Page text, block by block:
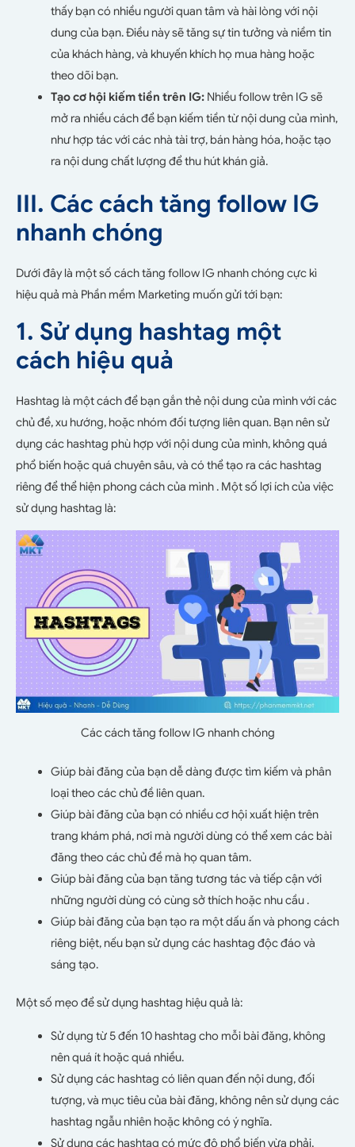
thấy bạn có nhiều người quan tâm và hài lòng với nội
dung của bạn. Điều này sẽ tăng sự tin tưởng và niềm tin
của khách hàng, và khuyến khích họ mua hàng hoặc
theo dõi bạn.
Tạo cơ hội kiếm tiền trên IG: Nhiều follow trên IG sẽ
mở ra nhiều cách để bạn kiếm tiền từ nội dung của mình,
như hợp tác với các nhà tài trợ, bán hàng hóa, hoặc tạo
ra nội dung chất lượng để thu hút khán giả.
III. Các cách tăng follow IG
nhanh chóng
Dưới đây là một số cách tăng follow IG nhanh chóng cực kì
hiệu quả mà Phần mềm Marketing muốn gửi tới bạn:
1. Sử dụng hashtag một
cách hiệu quả
Hashtag là một cách để bạn gắn thẻ nội dung của mình với các
chủ đề, xu hướng, hoặc nhóm đối tượng liên quan. Bạn nên sử
dụng các hashtag phù hợp với nội dung của mình, không quá
phổ biến hoặc quá chuyên sâu, và có thể tạo ra các hashtag
riêng để thể hiện phong cách của mình . Một số lợi ích của việc
sử dụng hashtag là:
Các cách tăng follow IG nhanh chóng
Giúp bài đăng của bạn dễ dàng được tìm kiếm và phân
loại theo các chủ đề liên quan.
Giúp bài đăng của bạn có nhiều cơ hội xuất hiện trên
trang khám phá, nơi mà người dùng có thể xem các bài
đăng theo các chủ đề mà họ quan tâm.
Giúp bài đăng của bạn tăng tương tác và tiếp cận với
những người dùng có cùng sở thích hoặc nhu cầu .
Giúp bài đăng của bạn tạo ra một dấu ấn và phong cách
riêng biệt, nếu bạn sử dụng các hashtag độc đáo và
sáng tạo.
Một số mẹo để sử dụng hashtag hiệu quả là:
Sử dụng từ 5 đến 10 hashtag cho mỗi bài đăng, không
nên quá ít hoặc quá nhiều.
Sử dụng các hashtag có liên quan đến nội dung, đối
tượng, và mục tiêu của bài đăng, không nên sử dụng các
hashtag ngẫu nhiên hoặc không có ý nghĩa.
Sử dụng các hashtag có mức độ phổ biến vừa phải,